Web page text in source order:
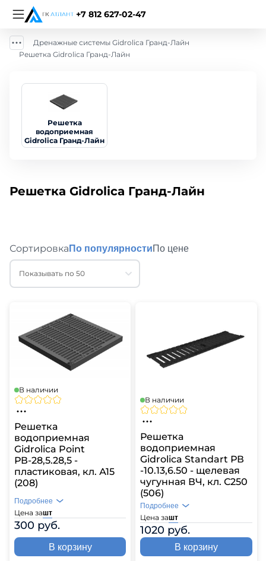
+7 812 627-02-47
Дренажные системы Gidrolica Гранд-Лайн
Решетка Gidrolica Гранд-Лайн
Решетка
водоприемная
Gidrolica Гранд-Лайн
Решетка Gidrolica Гранд-Лайн
Сортировка По популярностиПо цене
Показывать по 50
В наличии
Решетка
водоприемная
Gidrolica Point
РВ-28,5.28,5 -
пластиковая, кл. А15
(208)
Цена зашт
300 руб.
Подробнее
В корзину
В наличии
Решетка
водоприемная
Gidrolica Standart РВ
-10.13,6.50 - щелевая
чугунная ВЧ, кл. С250
(506)
Цена зашт
1020 руб.
Подробнее
В корзину